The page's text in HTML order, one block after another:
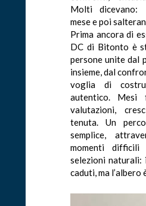
Molti dicevano:
mese e poi
Prima ancora di
DC di Bitonto è
persone unite dal
insieme, dal
voglia di
autentico.
valutazioni,
tenuta. Un
semplice,
momenti
selezioni naturali:
caduti, ma l’albero